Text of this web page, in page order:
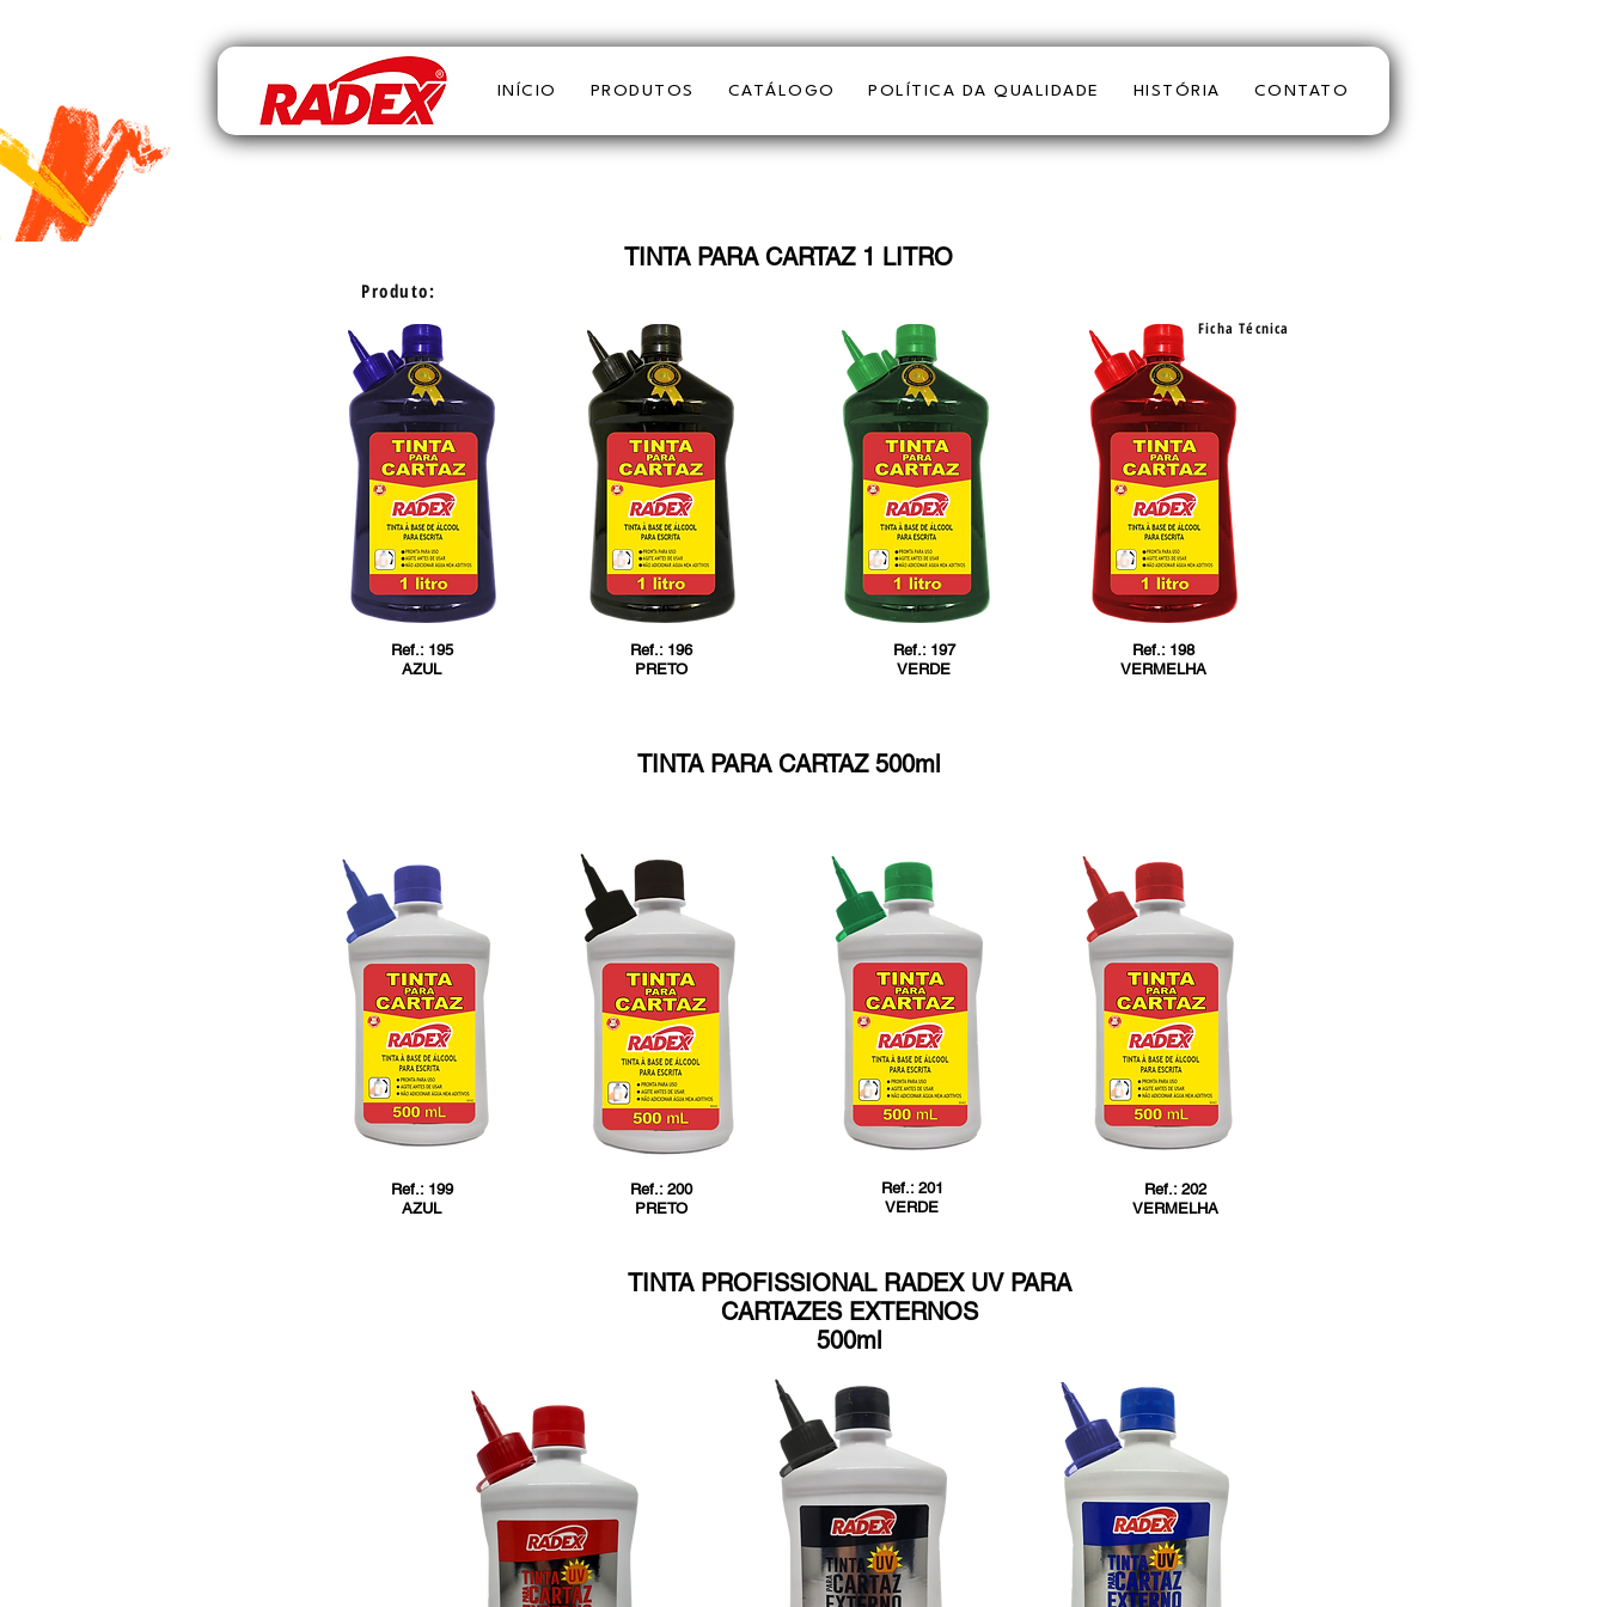
INÍCIO PRODUTOS CATÁLOGO POLÍTICA DA QUALIDADE HISTÓRIA CONTATO
Produto:
TINTA PARA CARTAZ 1 LITRO
Ficha Técnica
Ref.: 195
AZUL
Ref.: 196
PRETO
Ref.: 197
VERDE
Ref.: 198
VERMELHA
TINTA PARA CARTAZ 500ml
Ref.: 199
AZUL
Ref.: 200
PRETO
Ref.: 201
VERDE
Ref.: 202
VERMELHA
TINTA PROFISSIONAL RADEX UV PARA
CARTAZES EXTERNOS
500ml